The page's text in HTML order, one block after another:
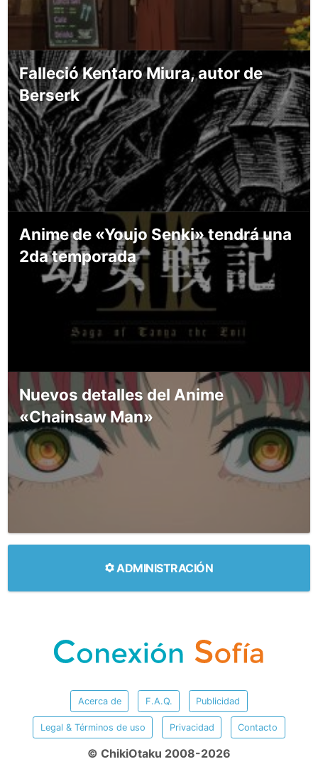
Falleció Kentaro Miura, autor de
Berserk
Anime de «Youjo Senki» tendrá una
2da temporada
Nuevos detalles del Anime
«Chainsaw Man»
ADMINISTRACIÓN
Acerca de F.A.Q. Publicidad
Legal & Términos de uso Privacidad Contacto
© ChikiOtaku 2008-2026